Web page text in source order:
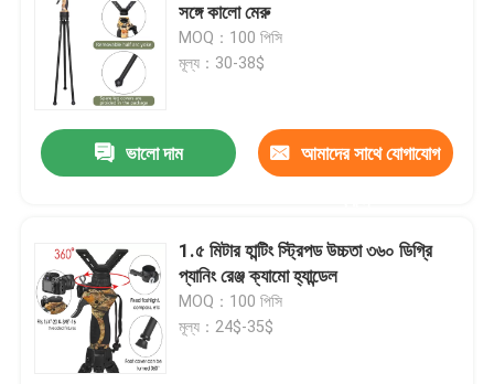
সঙ্গে কালো মেরু
MOQ：100 পিসি
মূল্য：30-38$
ভালো দাম আমাদের সাথে যোগাযোগ
1.৫ মিটার হান্টিং স্ট্রিপড উচ্চতা ৩৬০ ডিগ্রি
প্যানিং রেঞ্জ ক্যামো হ্যান্ডেল
MOQ：100 পিসি
মূল্য：24$-35$